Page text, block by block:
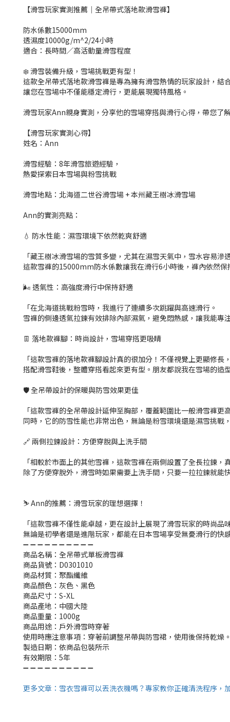
【滑雪玩家實測推薦｜全吊帶式落地款滑雪褲】
防水係數15000mm
透濕度10000g/m^2/24小時
適合：長時間／高活動量滑雪程度
❄️ 滑雪裝備升級，雪場挑戰更有型！
這款全吊帶式落地款滑雪褲是專為擁有滑雪熱情的玩家設計，結
讓您在雪場中不僅能穩定滑行，更能展現獨特風格。
滑雪玩家Ann親身實測，分享他的雪場穿搭與滑行心得，帶您了
【滑雪玩家實測心得】
姓名：Ann
滑雪經驗： 8年滑雪旅遊經驗，
熱愛探索日本雪場與粉雪挑戰
滑雪地點：北海道二世谷滑雪場 + 本州藏王樹冰滑雪場
Ann的實測亮點：
💧 防水性能：濕雪環境下依然乾爽舒適
「藏王樹冰滑雪場的雪質多變，尤其在濕雪天氣中，雪水容易滲
這款雪褲的15000mm防水係數讓我在滑行6小時後，褲內依然
🌬️ 透氣性：高強度滑行中保持舒適
「在北海道挑戰粉雪時，我進行了連續多次跳躍與高速滑行。
雪褲的側邊透氣拉鍊有效排除內部濕氣，避免悶熱感，讓我能專
👖 落地款褲腳：時尚設計，雪場穿搭更吸睛
「這款雪褲的落地款褲腳設計真的很加分！不僅視覺上更顯修長
搭配滑雪鞋後，整體穿搭看起來更有型。朋友都說我在雪場的造
🛡️ 全吊帶設計的保暖與防雪效果更佳
「這款雪褲的全吊帶設計延伸至胸部，覆蓋範圍比一般滑雪褲
同時，它的防雪性能也非常出色，無論是粉雪環境還是濕雪挑戰
🔗 兩側拉鍊設計：方便穿脫與上洗手間
「相較於市面上的其他雪褲，這款雪褲在兩側設置了全長拉鍊，
除了方便穿脫外，滑雪時如果需要上洗手間，只要一拉拉鍊就
⛷️ Ann的推薦：滑雪玩家的理想選擇！
「這款雪褲不僅性能卓越，更在設計上展現了滑雪玩家的時尚品
無論是初學者還是進階玩家，都能在日本雪場享受無憂滑行的快
​➖ ➖ ➖ ➖ ➖ ➖ ➖ ➖ ➖ ➖
商品名稱：全吊帶式單板滑雪褲
商品貨號：D0301010
商品材質：聚酯纖維
商品顏色：灰色、黑色
商品尺寸：S-XL
商品產地：中國大陸
商品重量：1000g
商品用途：戶外滑雪時穿著
使用時應注意事項：穿著前調整吊帶與防雪裙，使用後保持乾燥
製造日期：依商品包裝所示
有效期限： 5年
➖ ➖ ➖ ➖ ➖ ➖ ➖ ➖ ➖ ➖
更多文章：雪衣雪褲可以丟洗衣機嗎？專家教你正確清洗程序，